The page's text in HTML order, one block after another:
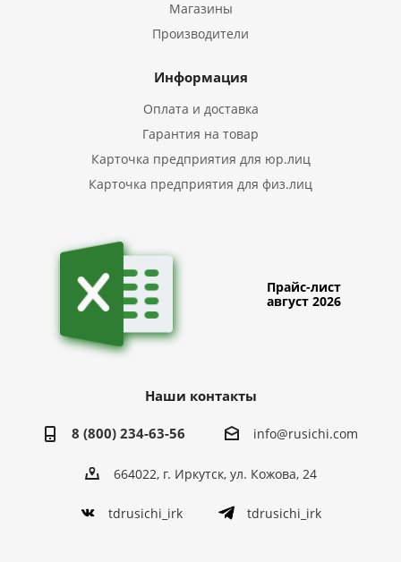
Магазины
Производители
Информация
Оплата и доставка
Гарантия на товар
Карточка предприятия для юр.лиц
Карточка предприятия для физ.лиц
Прайс-лист
август 2026
Наши контакты
8 (800) 234-63-56 info@rusichi.com
664022, г. Иркутск, ул. Кожова, 24
tdrusichi_irk tdrusichi_irk